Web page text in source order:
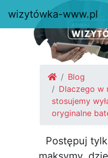
Blog
Dlaczego w
stosujemy
oryginalne
Postępuj
wizytówka-www.pl